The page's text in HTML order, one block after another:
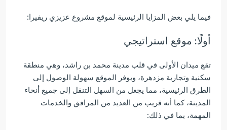
فيما يلي بعض المزايا الرئيسية لموقع مشروع عزيزي ريفيرا:
أولًا: موقع استراتيجي
تقع ميدان الأولى في قلب مدينة محمد بن راشد، وهي منطقة
سكنية وتجارية مزدهرة، ويوفر الموقع سهولة الوصول إلى
الطرق الرئيسية، مما يجعل من السهل التنقل إلى جميع أنحاء
المدينة، كما أنه قريب من العديد من المرافق والخدمات
المهمة، بما في ذلك: